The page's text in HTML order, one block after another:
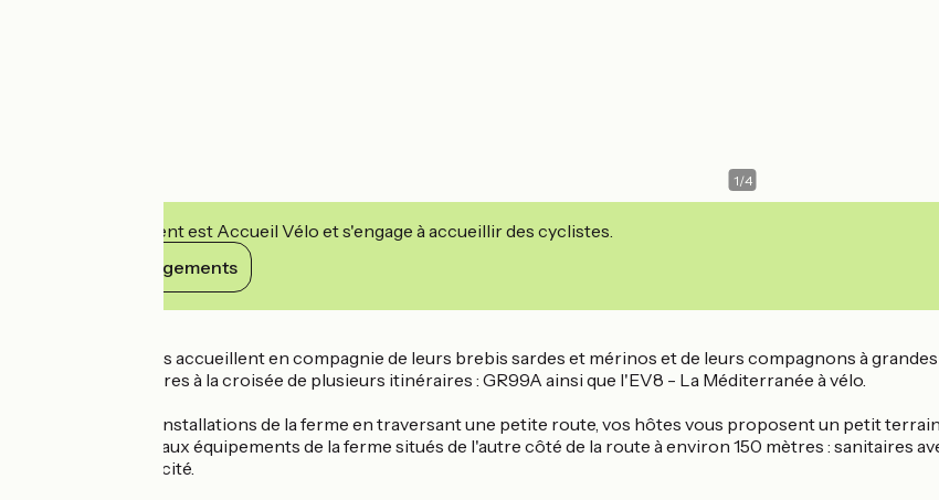
1/4
Cet établissement est Accueil Vélo et s'engage à accueillir des cyclistes.
Voir ses engagements
Claire et Jules vous accueillent en compagnie de leurs brebis sardes et mérinos et de leurs compagnons à
agricole des Pallières à la croisée de plusieurs itinéraires : GR99A ainsi que l'EV8 - La Méditerranée à vélo.
Juste en face des installations de la ferme en traversant une petite route, vos hôtes vous proposent un petit
Vous aurez accès aux équipements de la ferme situés de l'autre côté de la route à environ 150 mètres : sanitaires
et accès à l'électricité.